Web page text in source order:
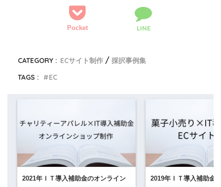
Pocket LINE
CATEGORY : ECサイト制作
採択事例集
TAGS :
EC
2021年ＩＴ導入補助金のオンライン
2019年ＩＴ導入補助金